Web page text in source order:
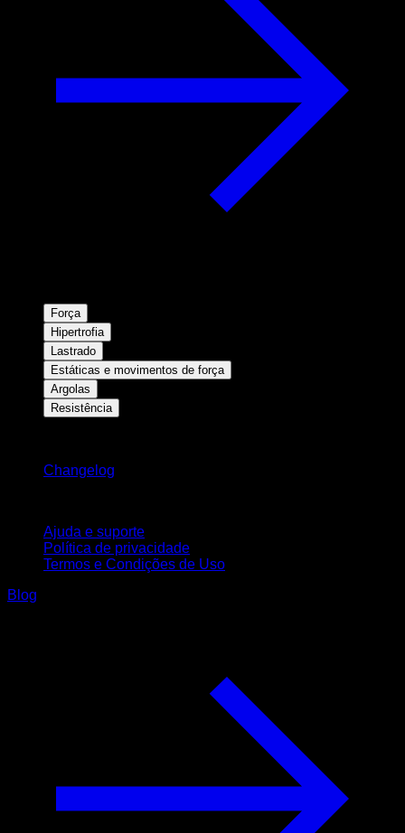
Força
Hipertrofia
Lastrado
Estáticas e movimentos de força
Argolas
Resistência
Changelog
Ajuda e suporte
Política de privacidade
Termos e Condições de Uso
Blog